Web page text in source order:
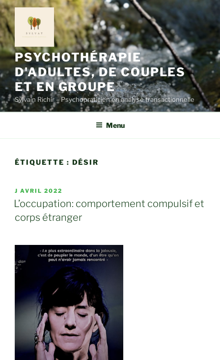
Aller
au
contenu
principal
PSYCHOTHÉRAPIE
D'ADULTES, DE COUPLES
ET EN GROUPE
Sylvain Richir – Psychopraticien en analyse transactionnelle
Menu
ÉTIQUETTE : DÉSIR
PUBLIÉ
LE
J AVRIL 2022
L’occupation: comportement compulsif et
corps étranger